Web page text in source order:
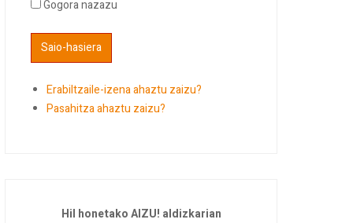
Gogora nazazu
Erabiltzaile-izena ahaztu zaizu?
Pasahitza ahaztu zaizu?
Hil honetako AIZU! aldizkarian